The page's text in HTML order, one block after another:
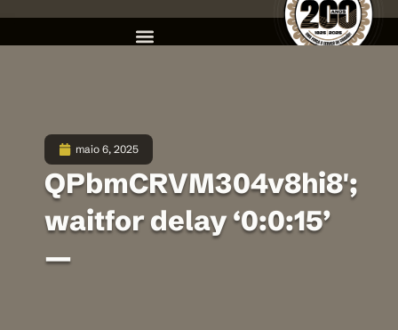
maio 6, 2025
QPbmCRVM304v8hi8′;
waitfor delay ‘0:0:15’
—